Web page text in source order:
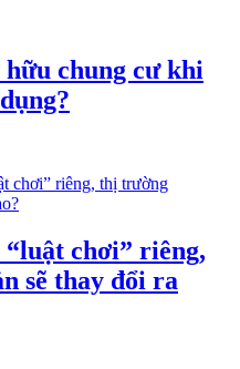
hữu chung cư khi
“luật chơi” riêng,
sẽ thay đổi ra